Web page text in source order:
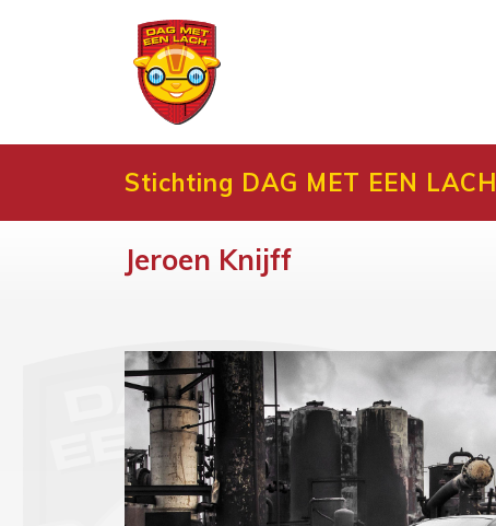
Stichting DAG MET EEN LACH
Jeroen Knijff